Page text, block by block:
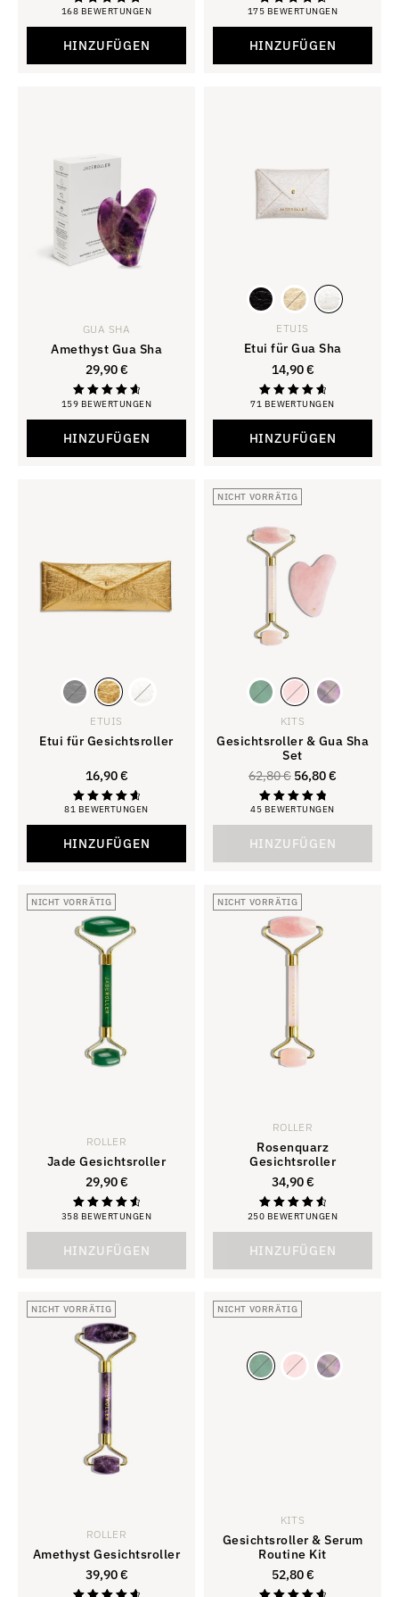
168 BEWERTUNGEN
Bewertung:
HINZUFÜGEN
175 BEWERTUNGEN
Bewertung
HINZUFÜGEN
GUA SHA
Amethyst Gua Sha
29,90€
159 BEWERTUNGEN
Bewertung
HINZUFÜGEN
ETUIS
Etui für Gua Sha
14,90€
71 BEWERTUNGEN
Bewertung
HINZUFÜGEN
ETUIS
Etui für Gesichtsroller
16,90€
81 BEWERTUNGEN
Bewertung:
HINZUFÜGEN
NICHT VORRÄTIG
KITS
Gesichtsroller & Gua Sha
Set
62,80€ 56,80€
45 BEWERTUNGEN
Bewertung:
HINZUFÜGEN
NICHT VORRÄTIG
ROLLER
Jade Gesichtsroller
29,90€
358 BEWERTUNGEN
Bewertung
HINZUFÜGEN
NICHT VORRÄTIG
ROLLER
Rosenquarz
Gesichtsroller
34,90€
250 BEWERTUNGEN
Bewertung
HINZUFÜGEN
NICHT VORRÄTIG
ROLLER
Amethyst Gesichtsroller
39,90€
NICHT VORRÄTIG
KITS
Gesichtsroller & Serum
Routine Kit
52,80€